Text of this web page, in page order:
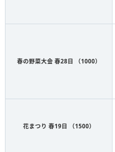
春の野菜大会 春28日 （1000）
花まつり 春19日 （1500）